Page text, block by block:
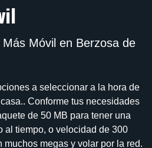
Móvil en Berzosa de
a seleccionar a la hora de
Conforme tus necesidades
de 50 MB para tener una
al tiempo, o velocidad de 300
muchos megas y volar por la red.